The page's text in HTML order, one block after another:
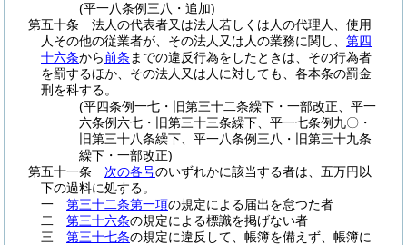
(平一八条例三八・追加)
第五十条
法人の代表者又は法人若しくは人の代理人、使用
人その他の従業者が、その法人又は人の業務に関し、 第四
十六条から前条 までの違反行為をしたときは、その行為者
を罰するほか、その法人又は人に対しても、各本条の罰金
刑を科する。
(平四条例一七・旧第三十二条繰下・一部改正、平一
六条例六七・旧第三十三条繰下、平一七条例九〇・
旧第三十八条繰下、平一八条例三八・旧第三十九条
繰下・一部改正)
第五十一条
次の各号のいずれかに該当する者は、五万円以
下の過料に処する。
一
第三十二条第一項の規定による届出を怠つた者
二
第三十六条の規定による標識を掲げない者
三
第三十七条の規定に違反して、帳簿を備えず、帳簿に